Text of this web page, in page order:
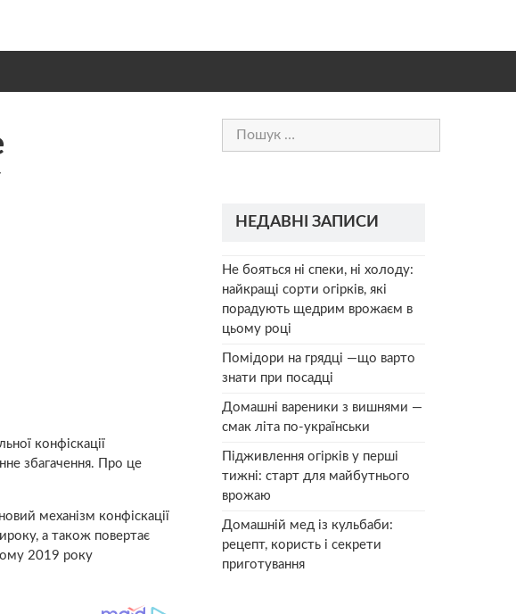
конфіскації
збагачення. Про це
механізм конфіскації
а також повертає
2019 року
Пошук:
НЕДАВНІ ЗАПИСИ
Не бояться ні спеки, ні холоду:
найкращі сорти огірків, які
порадують щедрим врожаєм в
цьому році
Помідори на грядці —що варто
знати при посадці
Домашні вареники з вишнями —
смак літа по-українськи
Підживлення огірків у перші
тижні: старт для майбутнього
врожаю
Домашній мед із кульбаби:
рецепт, користь і секрети
приготування